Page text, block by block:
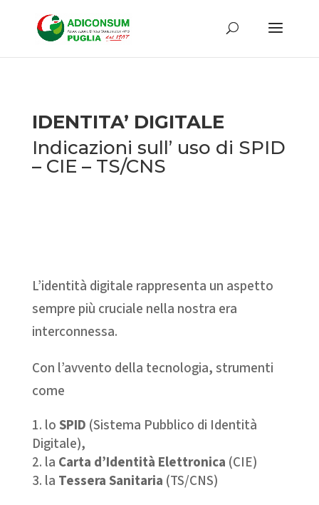
IDENTITA’ DIGITALE
Indicazioni sull’ uso di SPID
– CIE – TS/CNS
L’identità digitale rappresenta un aspetto
sempre più cruciale nella nostra era
interconnessa.
Con l’avvento della tecnologia, strumenti
come
loSPID (Sistema Pubblico di Identità
Digitale),
la Carta d’Identità Elettronica (CIE)
la Tessera Sanitaria (TS/CNS)